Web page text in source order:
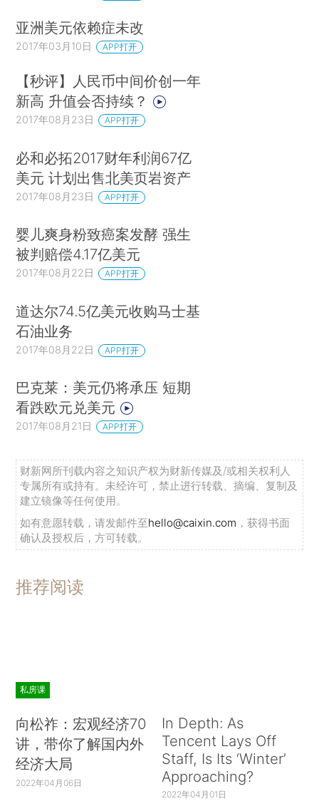
亚洲美元依赖症未改
2017年03月10日 APP打开
【秒评】人民币中间价创一年
新高 升值会否持续？
2017年08月23日 APP打开
必和必拓2017财年利润67亿
美元 计划出售北美页岩资产
2017年08月23日 APP打开
婴儿爽身粉致癌案发酵 强生
被判赔偿4.17亿美元
2017年08月22日 APP打开
道达尔74.5亿美元收购马士基
石油业务
2017年08月22日 APP打开
巴克莱：美元仍将承压 短期
看跌欧元兑美元
2017年08月21日 APP打开
财新网所刊载内容之知识产权为财新传媒及/或相关权利人
专属所有或持有。未经许可，禁止进行转载、摘编、复制及
建立镜像等任何使用。
如有意愿转载，请发邮件至hello@caixin.com ，获得书面
确认及授权后，方可转载。
推荐阅读
私房课
向松祚：宏观经济70
讲，带你了解国内外
经济大局
2022年04月06日
In Depth: As
Tencent Lays Off
Staff, Is Its ‘Winter’
Approaching?
2022年04月01日